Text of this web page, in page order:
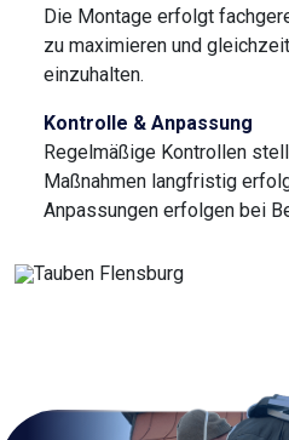
Die Montage erfolgt
zu maximieren und
einzuhalten.
Kontrolle & Anpassung
Regelmäßige Kontrollen
Maßnahmen langfristig
Anpassungen erfolgen bei